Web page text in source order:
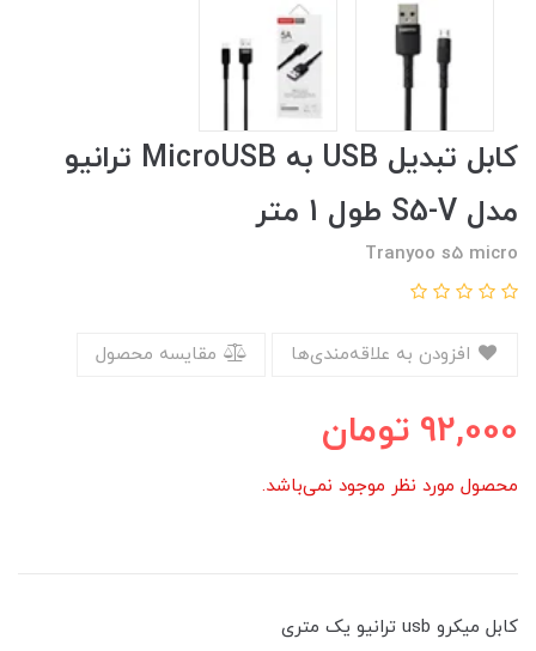
کابل تبدیل USB به MicroUSB ترانیو
مدل S5-V طول 1 متر
Tranyoo s5 micro
مقایسه محصول
92,000 تومان
محصول مورد نظر موجود نمی‌باشد.
کابل میکرو usb ترانیو یک متری